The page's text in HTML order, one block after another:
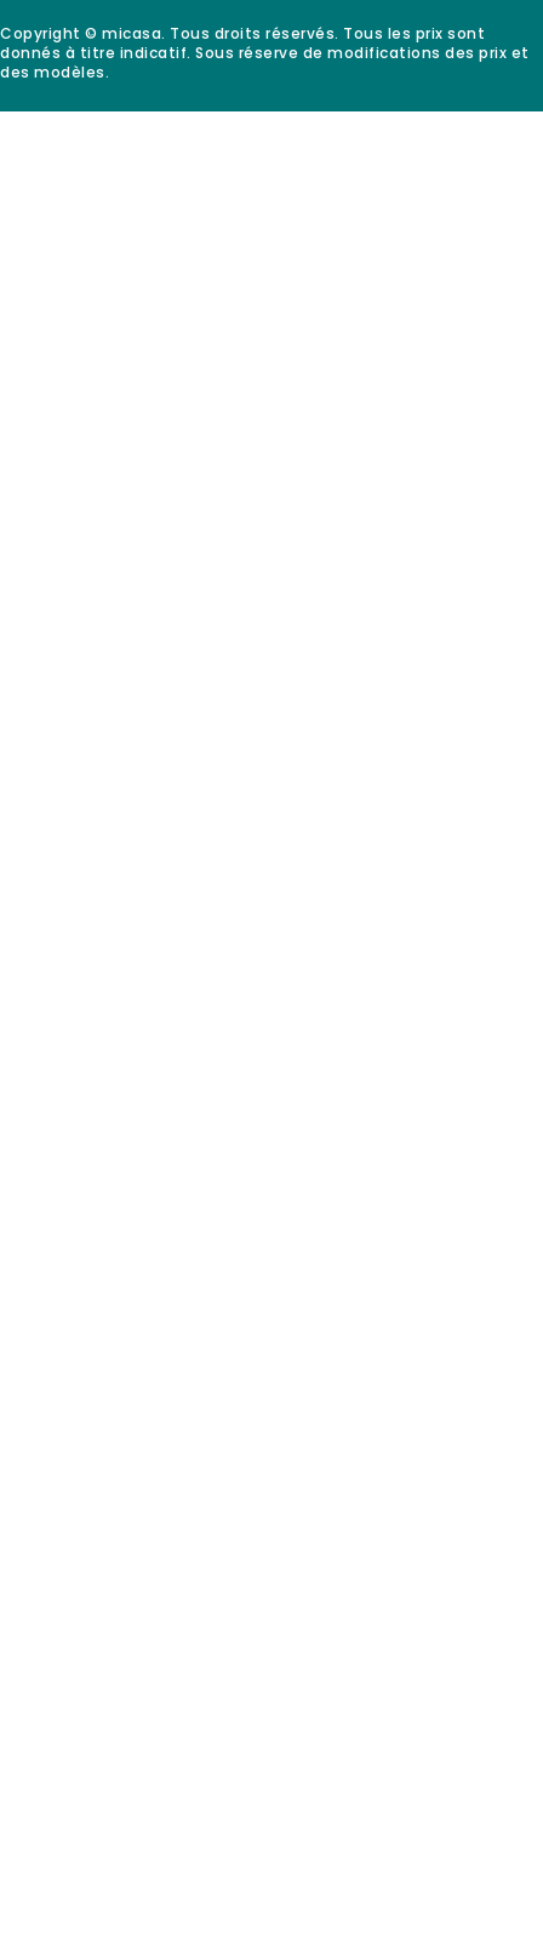
Copyright © micasa. Tous droits réservés. Tous les prix sont
donnés à titre indicatif. Sous réserve de modifications des prix et
des modèles.